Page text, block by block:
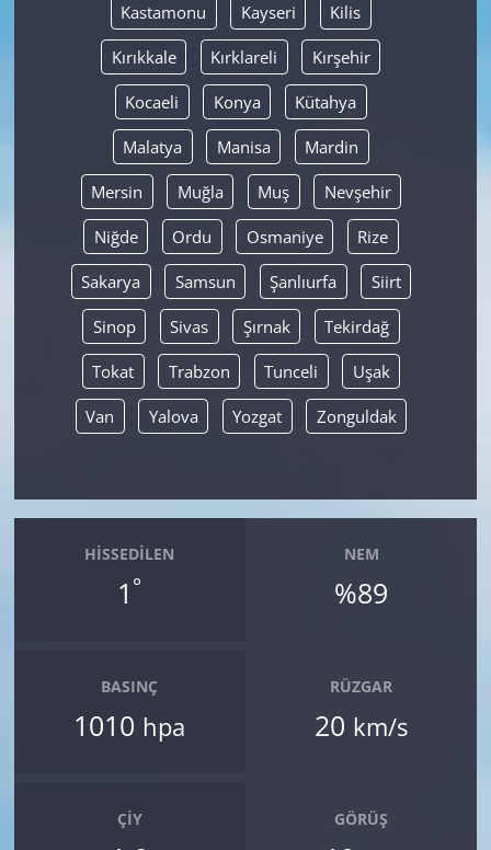
Kastamonu Kayseri Kilis
Kırıkkale Kırklareli Kırşehir
Kocaeli Konya Kütahya
Malatya Manisa Mardin
Mersin Muğla Muş Nevşehir
Niğde Ordu Osmaniye Rize
Sakarya Samsun Şanlıurfa Siirt
Sinop Sivas Şırnak Tekirdağ
Tokat Trabzon Tunceli Uşak
Van Yalova Yozgat Zonguldak
HISSEDILEN
1 °
NEM
%89
BASINÇ
1010 hpa
RÜZGAR
20 km/s
ÇIY GÖRÜŞ